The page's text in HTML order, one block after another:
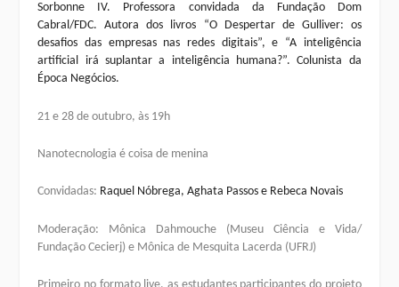
Sorbonne IV. Professora convidada da Fundação Dom
Cabral/FDC. Autora dos livros “O Despertar de Gulliver: os
desafios das empresas nas redes digitais”, e “A inteligência
artificial irá suplantar a inteligência humana?”. Colunista da
Época Negócios.
21 e 28 de outubro, às 19h
Nanotecnologia é coisa de menina
Convidadas: Raquel Nóbrega, Aghata Passos e Rebeca Novais
Moderação: Mônica Dahmouche (Museu Ciência e Vida/
Fundação Cecierj) e Mônica de Mesquita Lacerda (UFRJ)